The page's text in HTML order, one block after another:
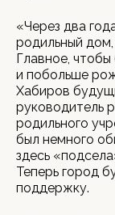
«Через два
родильный дом,
Главное,
и побольше
Хабиров
руководитель
родильного
был немного
здесь
Теперь город
поддержку.